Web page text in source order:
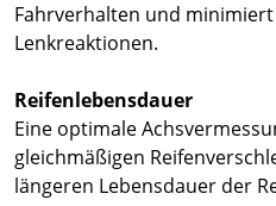
Fahrverhalten und
Lenkreaktionen.
Reifenlebensdauer
Eine optimale
gleichmäßigen
längeren Lebensdauer der